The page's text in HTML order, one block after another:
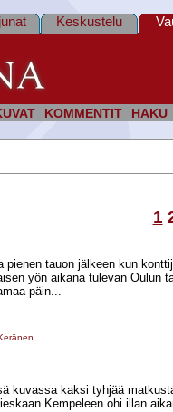
KOMMENTIT HAKU
Keskustelu
1
pienen tauon jälkeen kun
yön aikana tulevan Oulun
päin...
kuvassa kaksi tyhjää
Kempeleen ohi illan